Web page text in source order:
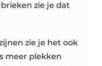
zie je dat
zie je het ook
meer plekken